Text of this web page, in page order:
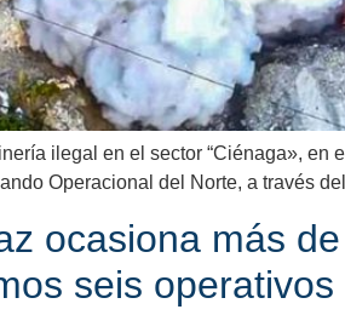
ilegal en el sector “Ciénaga»,
Operacional del Norte, a través
ocasiona más
seis operativos